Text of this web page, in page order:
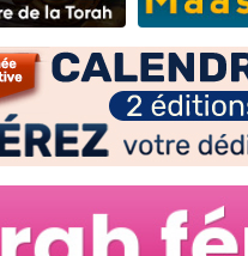
Il
Eva vient
4
3
Odaya
3
2